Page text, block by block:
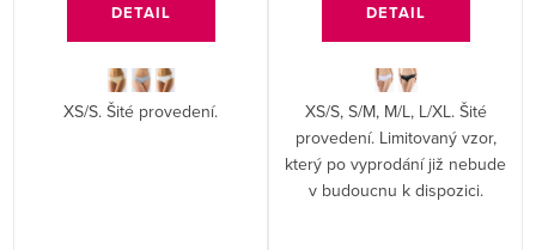
DETAIL
XS/S. Šité provedení.
DETAIL
XS/S, S/M, M/L, L/XL. Šité
provedení. Limitovaný vzor,
který po vyprodání již nebude
v budoucnu k dispozici.